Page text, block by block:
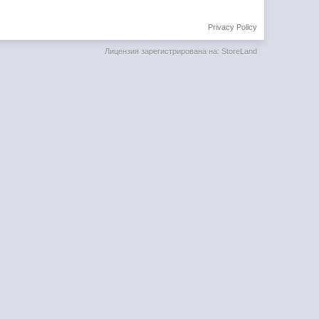
Privacy Policy
Лицензия зарегистрирована на: StoreLand